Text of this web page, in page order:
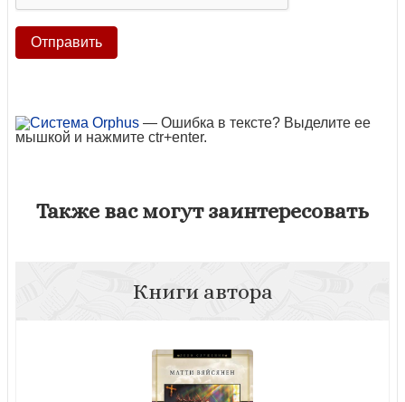
— Ошибка в тексте? Выделите ее
мышкой и нажмите ctr+enter.
Также вас могут заинтересовать
Книги автора